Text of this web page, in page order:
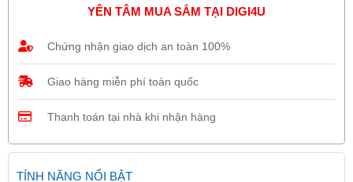
YÊN TÂM MUA SẮM TẠI DIGI4U
Chứng nhận giao dịch an toàn 100%
Giao hàng miễn phí toàn quốc
Thanh toán tại nhà khi nhận hàng
TÍNH NĂNG NỔI BẬT